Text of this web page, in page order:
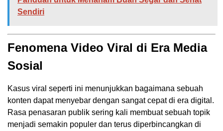
Sendiri
Fenomena Video Viral di Era Media
Sosial
Kasus viral seperti ini menunjukkan bagaimana sebuah
konten dapat menyebar dengan sangat cepat di era digital.
Rasa penasaran publik sering kali membuat sebuah topik
menjadi semakin populer dan terus diperbincangkan di